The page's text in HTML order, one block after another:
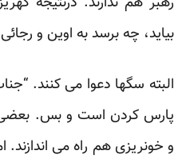
بیاید، چه برسد به اوین و
البته سگها دعوا می کنند.
پارس کردن است و بس.
و خونریزی هم راه می اندازند.